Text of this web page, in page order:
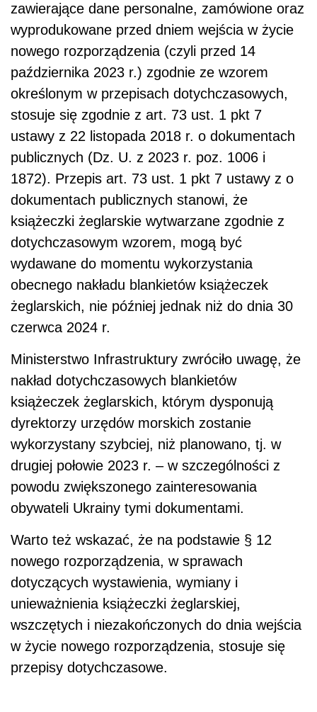
zawierające dane personalne, zamówione oraz
wyprodukowane przed dniem wejścia w życie
nowego rozporządzenia (czyli przed 14
października 2023 r.) zgodnie ze wzorem
określonym w przepisach dotychczasowych,
stosuje się zgodnie z art. 73 ust. 1 pkt 7
ustawy z 22 listopada 2018 r. o dokumentach
publicznych (Dz. U. z 2023 r. poz. 1006 i
1872). Przepis art. 73 ust. 1 pkt 7 ustawy z o
dokumentach publicznych stanowi, że
książeczki żeglarskie wytwarzane zgodnie z
dotychczasowym wzorem, mogą być
wydawane do momentu wykorzystania
obecnego nakładu blankietów książeczek
żeglarskich, nie później jednak niż do dnia 30
czerwca 2024 r.
Ministerstwo Infrastruktury zwróciło uwagę, że
nakład dotychczasowych blankietów
książeczek żeglarskich, którym dysponują
dyrektorzy urzędów morskich zostanie
wykorzystany szybciej, niż planowano, tj. w
drugiej połowie 2023 r. – w szczególności z
powodu zwiększonego zainteresowania
obywateli Ukrainy tymi dokumentami.
Warto też wskazać, że na podstawie § 12
nowego rozporządzenia, w sprawach
dotyczących wystawienia, wymiany i
unieważnienia książeczki żeglarskiej,
wszczętych i niezakończonych do dnia wejścia
w życie nowego rozporządzenia, stosuje się
przepisy dotychczasowe.